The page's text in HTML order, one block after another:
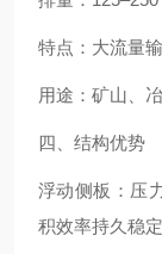
特点：大流量
用途：矿山、
四、结构优势
浮动侧板：压
积效率持久稳定